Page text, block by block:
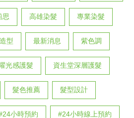
思 高雄染髮 專業染髮
造型 最新消息 紫色調
光感護髮 資生堂深層護髮
髮色推薦 髮型設計
小時預約 #24小時線上預約